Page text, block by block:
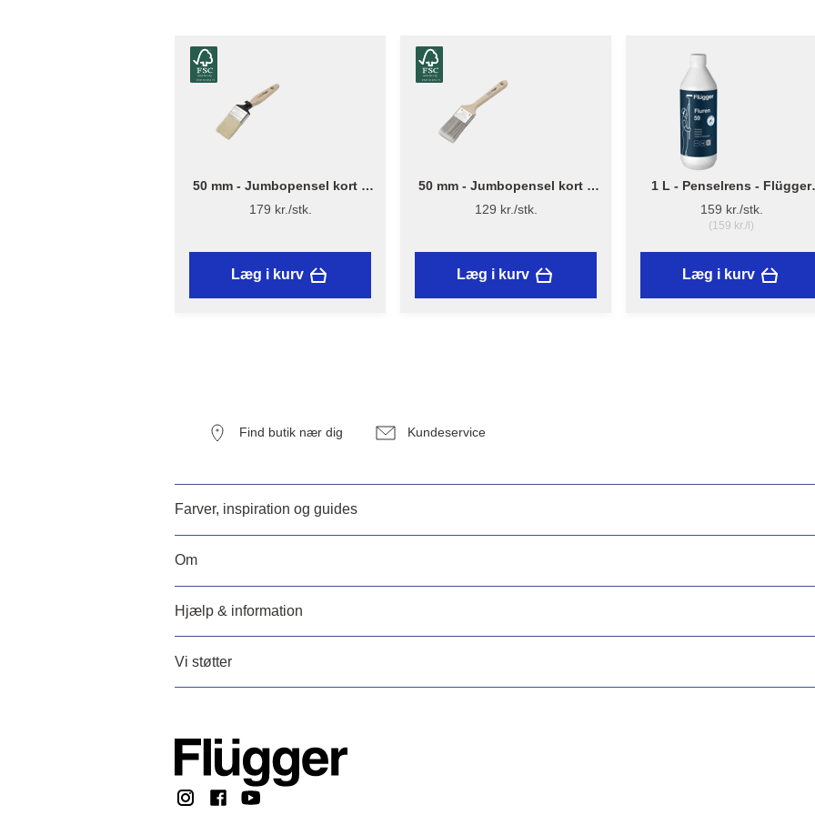
50 mm - Jumbopensel kort –
Flügger Excellence Series
179 kr./stk.
Læg i kurv
50 mm - Jumbopensel kort –
Flügger Pro Series
129 kr./stk.
Læg i kurv
1 L - Penselrens - Flügger
Fluren 59
159 kr./stk.
(159 kr./l)
Læg i kurv
Find butik nær dig Kundeservice
Farver, inspiration og guides
Om
Hjælp & information
Vi støtter